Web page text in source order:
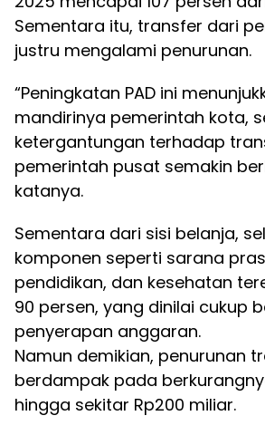
Sementara itu, transfer dari
justru mengalami penurunan.
“Peningkatan PAD ini
mandirinya pemerintah kota,
ketergantungan terhadap
pemerintah pusat semakin
katanya.
Sementara dari sisi belanja,
komponen seperti sarana
pendidikan, dan kesehatan
90 persen, yang dinilai cukup
penyerapan anggaran.
Namun demikian, penurunan
berdampak pada
hingga sekitar Rp200 miliar.